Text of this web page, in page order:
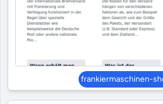
frankiermaschinen-